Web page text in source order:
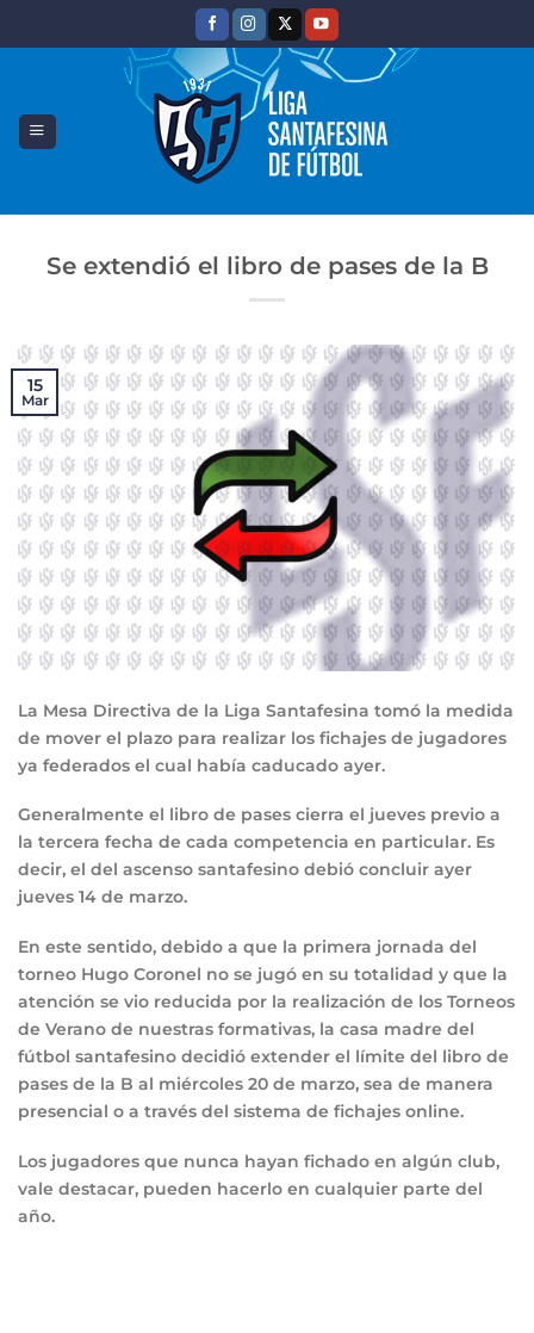
Se extendió el libro de pases de la B
15
Mar
La Mesa Directiva de la Liga Santafesina tomó la medida
de mover el plazo para realizar los fichajes de jugadores
ya federados el cual había caducado ayer.
Generalmente el libro de pases cierra el jueves previo a
la tercera fecha de cada competencia en particular. Es
decir, el del ascenso santafesino debió concluir ayer
jueves 14 de marzo.
En este sentido, debido a que la primera jornada del
torneo Hugo Coronel no se jugó en su totalidad y que la
atención se vio reducida por la realización de los Torneos
de Verano de nuestras formativas, la casa madre del
fútbol santafesino decidió extender el límite del libro de
pases de la B al miércoles 20 de marzo, sea de manera
presencial o a través del sistema de fichajes online.
Los jugadores que nunca hayan fichado en algún club,
vale destacar, pueden hacerlo en cualquier parte del
año.